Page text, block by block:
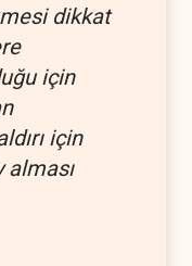
dikkat
için
için
alması